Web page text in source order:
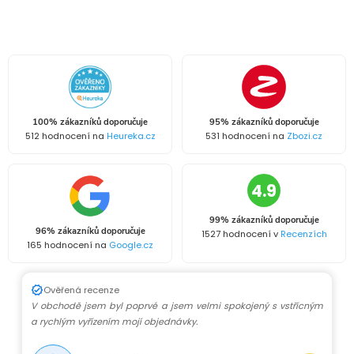
100% zákazníků doporučuje
512 hodnocení na Heureka.cz
95% zákazníků doporučuje
531 hodnocení na Zbozi.cz
96% zákazníků doporučuje
165 hodnocení na Google.cz
4.9
99% zákazníků doporučuje
1527 hodnocení vRecenzích
Ověřená recenze
V obchodě jsem byl poprvé a jsem velmi spokojený s vstřícným
a rychlým vyřízením mojí objednávky.